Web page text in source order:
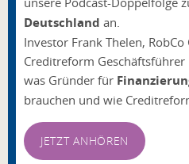
Deutschland an.
Investor Frank Thelen,
Creditreform
was Gründer für
brauchen und wie
JETZT ANHÖREN